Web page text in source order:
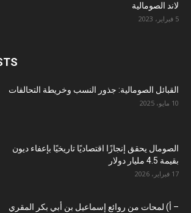
لاند الصومالية
5 فبراير، 2023
القبائل الصومالية: جذور النسب وخريطة التحالفات
10 مايو، 2025
الصومال يحقق إنجازًا اقتصاديًا تاريخيًا بإعفاء ديون
بقيمة 4.5 مليار دولار
17 فبراير، 2026
– أ) لمحات من روائع إسماعيل بن أبي بكر المقري